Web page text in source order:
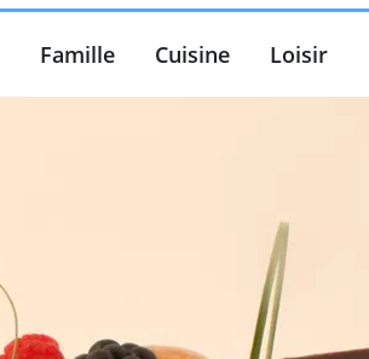
Famille Cuisine Loisir